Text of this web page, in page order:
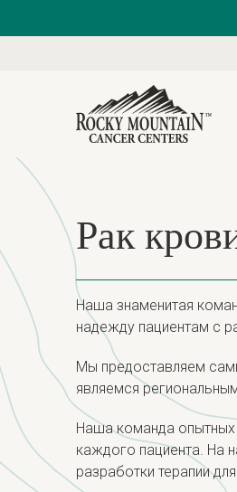
Рак
Наша знаменитая
надежду пациентам с
Мы предоставляем
являемся
Наша команда опытных
каждого пациента. На
разработки терапии